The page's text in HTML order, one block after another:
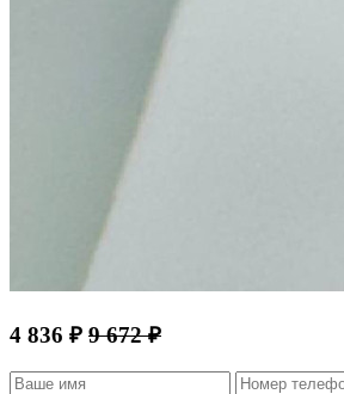
4 836 ₽ 9 672 ₽